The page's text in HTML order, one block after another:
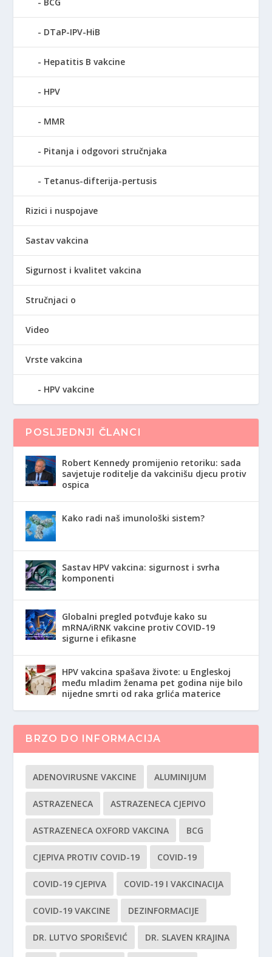
DTaP-IPV-HiB
Hepatitis B vakcine
HPV
MMR
Pitanja i odgovori stručnjaka
Tetanus-difterija-pertusis
Rizici i nuspojave
Sastav vakcina
Sigurnost i kvalitet vakcina
Stručnjaci o
Video
Vrste vakcina
HPV vakcine
POSLJEDNJI ČLANCI
Robert Kennedy promijenio retoriku: sada
savjetuje roditelje da vakcinišu djecu protiv
ospica
Kako radi naš imunološki sistem?
Sastav HPV vakcina: sigurnost i svrha
komponenti
Globalni pregled potvđuje kako su
mRNA/iRNK vakcine protiv COVID-19
sigurne i efikasne
HPV vakcina spašava živote: u Engleskoj
među mladim ženama pet godina nije bilo
nijedne smrti od raka grlića materice
BRZO DO INFORMACIJA
ADENOVIRUSNE VAKCINE ALUMINIJUM
ASTRAZENECA ASTRAZENECA CJEPIVO
ASTRAZENECA OXFORD VAKCINA BCG
CJEPIVA PROTIV COVID-19 COVID-19
COVID-19 CJEPIVA COVID-19 I VAKCINACIJA
COVID-19 VAKCINE DEZINFORMACIJE
DR. LUTVO SPORIŠEVIĆ DR. SLAVEN KRAJINA